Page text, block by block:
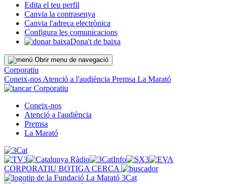
Edita el teu perfil
Canvia la contrasenya
Canvia l'adreça electrònica
Configura les comunicacions
Dona't de baixa
Obrir menu de navegació
Corporatiu
Coneix-nos Atenció a l'audiència Premsa La Marató
Corporatiu
Coneix-nos
Atenció a l'audiència
Premsa
La Marató
CORPORATIU BOTIGA CERCA